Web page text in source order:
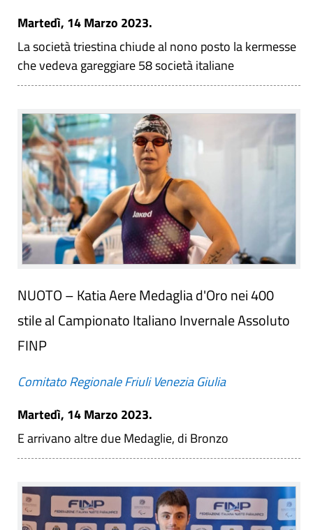
Martedì, 14 Marzo 2023.
La società triestina chiude al nono posto la kermesse
che vedeva gareggiare 58 società italiane
NUOTO – Katia Aere Medaglia d'Oro nei 400
stile al Campionato Italiano Invernale Assoluto
FINP
Comitato Regionale Friuli Venezia Giulia
Martedì, 14 Marzo 2023.
E arrivano altre due Medaglie, di Bronzo